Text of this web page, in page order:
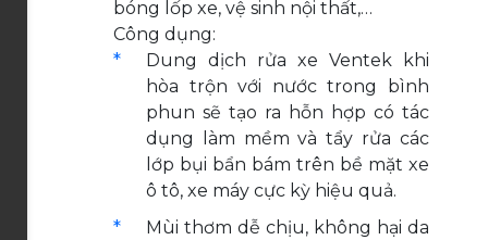
bóng lốp xe, vệ sinh nội thất,…
Công dụng:
Dung dịch rửa xe Ventek khi
hòa trộn với nước trong bình
phun sẽ tạo ra hỗn hợp có tác
dụng làm mềm và tẩy rửa các
lớp bụi bẩn bám trên bề mặt xe
ô tô, xe máy cực kỳ hiệu quả.
Mùi thơm dễ chịu, không hại da